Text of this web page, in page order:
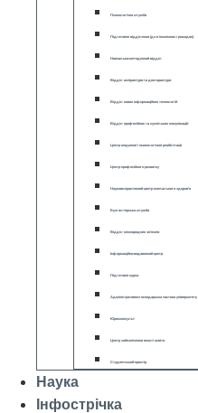
Психологічна служба
Підготовче відділення (для іноземних громадян)
Навчально-методичний відділ
Відділ аспірантури та докторантури
Відділ нових інформаційних технологій
Відділ професійних та суспільних комунікацій
Центр медичної і психологічної реабілітації
Центр професійного розвитку
Науково-практичний центр ментального здоров’я
Бухгалтерська служба
Відділ міжнародних зв’язків
Інформаційно-видавничий центр
Підготовчі курси
Адміністративно-господарська частина університету
Юрисконсульт
Центр забезпечення якості освіти
Студентський простір
Наука
Інфострічка